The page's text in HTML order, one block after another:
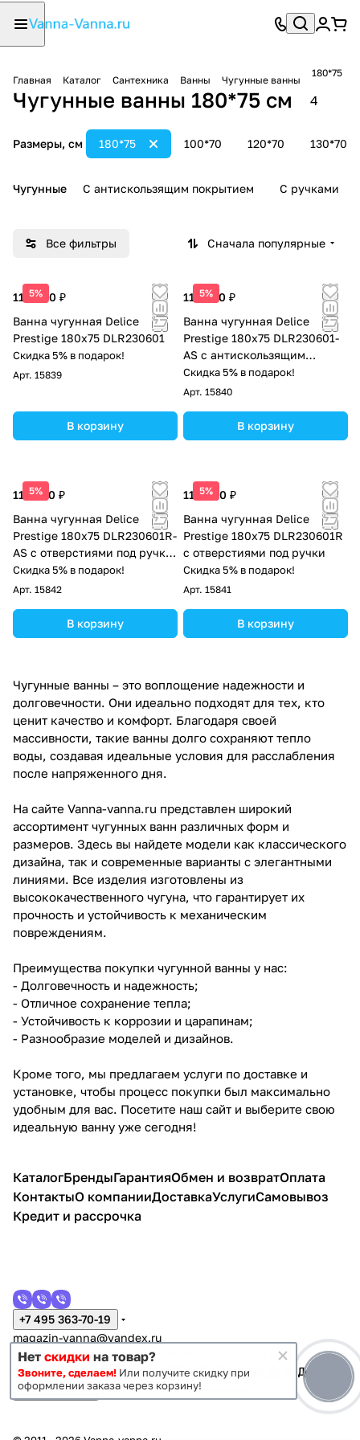
Главная Каталог Сантехника Ванны Чугунные ванны
180*75
Чугунные ванны 180*75 см 4
Размеры, см 100*70 120*70 130*70
180*75
Чугунные С антискользящим покрытием С ручками
Все фильтры Сначала популярные
5%
110 000 ₽
Ванна чугунная Delice
Prestige 180х75 DLR230601
Скидка 5% в подарок!
Арт. 15839
В корзину
5%
113 000 ₽
Ванна чугунная Delice
Prestige 180х75 DLR230601-
AS с антискользящим
покрытием
Скидка 5% в подарок!
Арт. 15840
В корзину
5%
113 000 ₽
Ванна чугунная Delice
Prestige 180х75 DLR230601R-
AS с отверстиями под ручки
и антискользящим
покрытием
Скидка 5% в подарок!
Арт. 15842
В корзину
5%
110 000 ₽
Ванна чугунная Delice
Prestige 180х75 DLR230601R
с отверстиями под ручки
Скидка 5% в подарок!
Арт. 15841
В корзину
Чугунные ванны – это воплощение надежности и
долговечности. Они идеально подходят для тех, кто
ценит качество и комфорт. Благодаря своей
массивности, такие ванны долго сохраняют тепло
воды, создавая идеальные условия для расслабления
после напряженного дня.
На сайте Vanna-vanna.ru представлен широкий
ассортимент чугунных ванн различных форм и
размеров. Здесь вы найдете модели как классического
дизайна, так и современные варианты с элегантными
линиями. Все изделия изготовлены из
высококачественного чугуна, что гарантирует их
прочность и устойчивость к механическим
повреждениям.
Преимущества покупки чугунной ванны у нас:
- Долговечность и надежность;
- Отличное сохранение тепла;
- Устойчивость к коррозии и царапинам;
- Разнообразие моделей и дизайнов.
Кроме того, мы предлагаем услуги по доставке и
установке, чтобы процесс покупки был максимально
удобным для вас. Посетите наш сайт и выберите свою
идеальную ванну уже сегодня!
КаталогБрендыГарантияОбмен и возвратОплата
КонтактыО компанииДоставкаУслугиСамовывоз
Кредит и рассрочка
+7 495 363-70-19
magazin-vanna@yandex.ru
г. Москва, Митино, улица Пятницкое шоссе 47
Темная тема Конфиденциальность
Нет скидки на товар?
Звоните, сделаем! Или получите скидку при
оформлении заказа через корзину!